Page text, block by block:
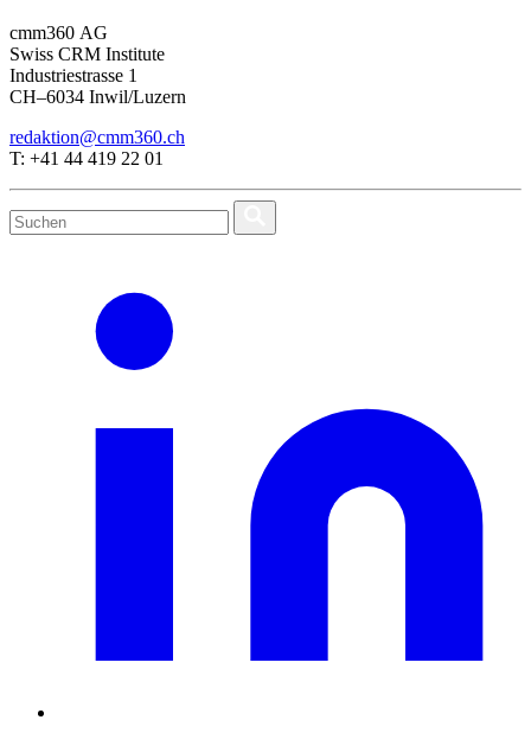
cmm360 AG
Swiss CRM Institute
Industriestrasse 1
CH–6034 Inwil/Luzern
redaktion@cmm360.ch
T: +41 44 419 22 01